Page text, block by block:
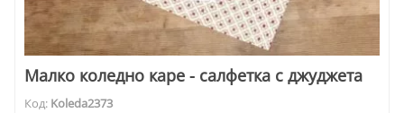
Малко коледно каре - салфетка с джуджета
Код: Koleda2373